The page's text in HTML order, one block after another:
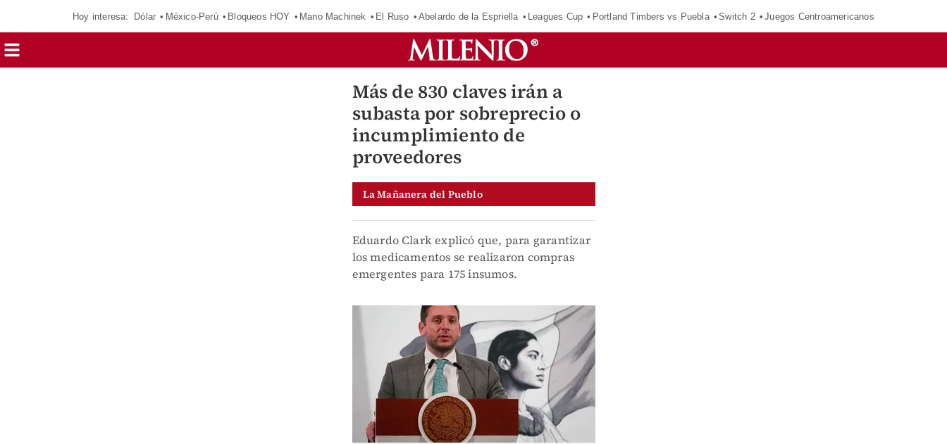
Hoy interesa: Dólar México-Perú Bloqueos HOY Mano Machinek El Ruso Abelardo de la Espriella Leagues Cup Portland Timbers vs Puebla Switch 2 Juegos Centroamericanos
Más de 830 claves irán a
subasta por sobreprecio o
incumplimiento de
proveedores
La Mañanera del Pueblo
Eduardo Clark explicó que, para garantizar
los medicamentos se realizaron compras
emergentes para 175 insumos.